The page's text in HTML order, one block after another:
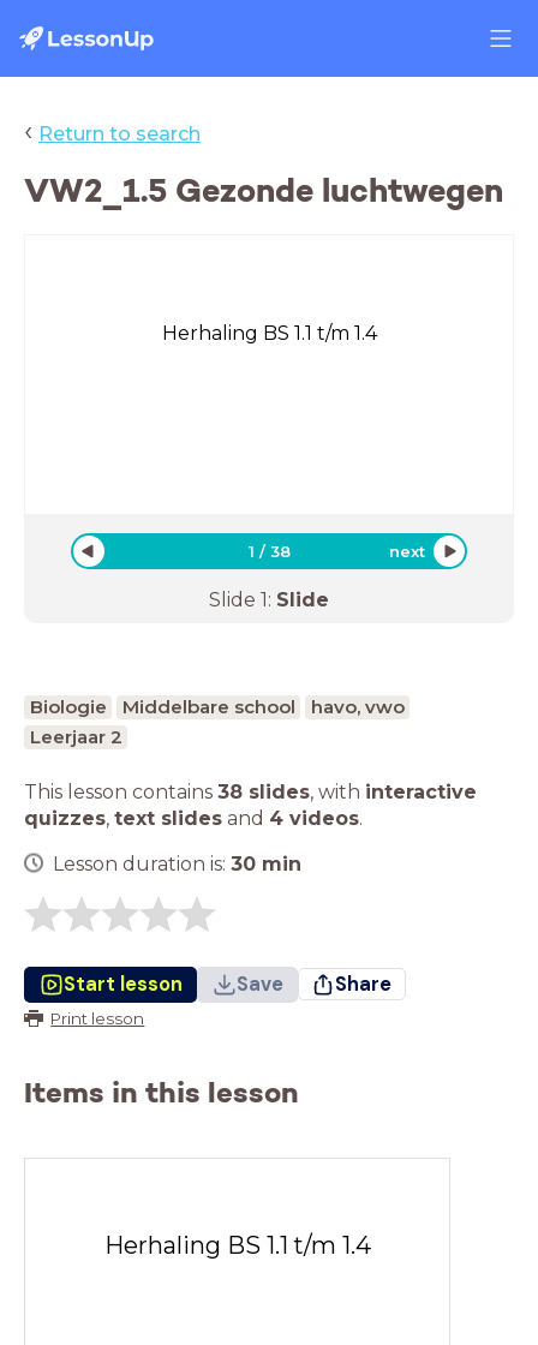
‹ Return to search
VW2_1.5 Gezonde luchtwegen
Herhaling BS 1.1 t/m 1.4
1 /38 next
Slide 1: Slide
Biologie Middelbare school
havo, vwo
Leerjaar 2
This lesson contains 38 slides, with interactive
quizzes, text slides and 4 videos.
Lesson duration is: 30 min
Start lesson Save Share
Print lesson
Items in this lesson
Herhaling BS 1.1 t/m 1.4